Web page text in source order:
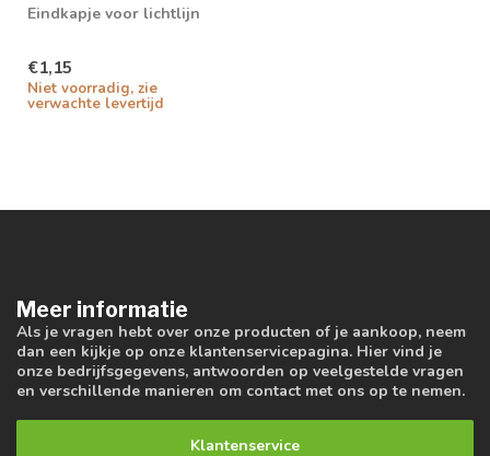
Eindkapje voor lichtlijn
€1,15
Niet voorradig, zie
verwachte levertijd
Meer informatie
Als je vragen hebt over onze producten of je aankoop, neem
dan een kijkje op onze klantenservicepagina. Hier vind je
onze bedrijfsgegevens, antwoorden op veelgestelde vragen
en verschillende manieren om contact met ons op te nemen.
Klantenservice